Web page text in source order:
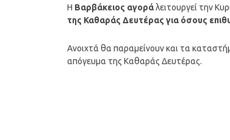
Η Βαρβάκειος αγοράλειτουργεί την
της Καθαράς Δευτέρας για όσους
Ανοιχτά θα παραμείνουν και τα
απόγευμα της Καθαράς Δευτέρας.